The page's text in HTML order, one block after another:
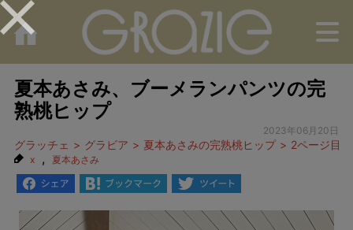
夏本あさみ、ブーメランパンツの完
熟桃ヒップ
2023年06月20日
グラッチェ グラビア 夏本あさみの完熟桃ヒップ 2ページ目
x , 夏本あさみ